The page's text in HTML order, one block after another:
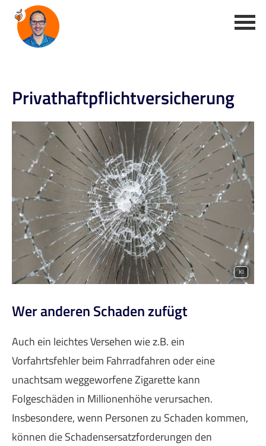
Privathaftpflichtversicherung
KI
Wer anderen Schaden zufügt
Auch ein leichtes Versehen wie z.B. ein
Vorfahrtsfehler beim Fahrradfahren oder eine
unachtsam weggeworfene Zigarette kann
Folgeschäden in Millionenhöhe verursachen.
Insbesondere, wenn Per­sonen zu Schaden kommen,
können die Schadensersatzforderungen den